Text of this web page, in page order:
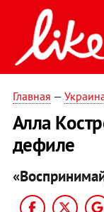
Главная —
Алла
дефиле